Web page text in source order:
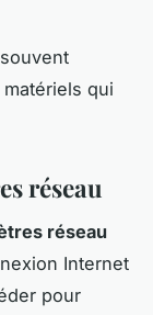
qui
réseau
réseau
Internet
pour